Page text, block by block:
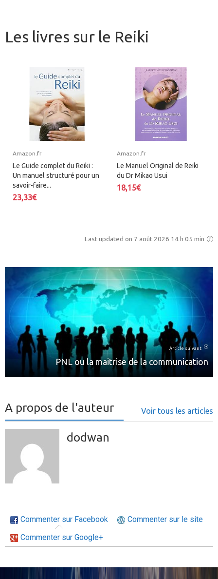
Les livres sur le Reiki
Amazon.fr
Le Guide complet du Reiki :
Un manuel structuré pour un
savoir-faire...
23,33€
Amazon.fr
Le Manuel Original de Reiki
du Dr Mikao Usui
18,15€
Last updated on 7 août 2026 14 h 05 min
Article suivant
PNL ou la maitrise de la communication
A propos de l'auteur Voir tous les articles
dodwan
Commenter sur Facebook
Commenter sur le site
Commenter sur Google+